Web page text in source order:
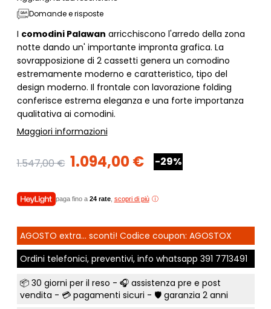
Domande e risposte
I comodini Palawan arricchiscono l'arredo della zona
notte dando un' importante impronta grafica. La
sovrapposizione di 2 cassetti genera un comodino
estremamente moderno e caratteristico, tipo del
design moderno. Il frontale con lavorazione folding
conferisce estrema eleganza e una forte importanza
qualitativa ai comodini.
Maggiori informazioni
1.547,00 € 1.094,00 € -29%
paga fino a 24 rate, scopri di più
AGOSTO extra... sconti! Codice coupon: AGOSTOX
Ordini telefonici, preventivi, info whatsapp 391 7713491
📦 30 giorni per il reso - 🎧 assistenza pre e post
vendita - 💳 pagamenti sicuri - 🛡️ garanzia 2 anni